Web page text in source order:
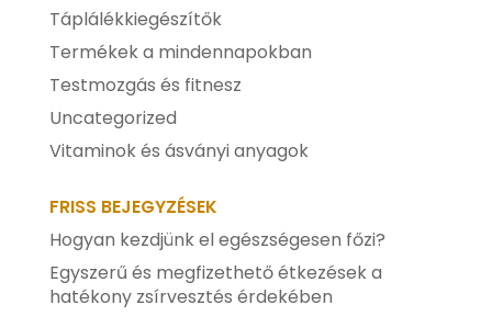
Táplálékkiegészítők
Termékek a mindennapokban
Testmozgás és fitnesz
Uncategorized
Vitaminok és ásványi anyagok
FRISS BEJEGYZÉSEK
Hogyan kezdjünk el egészségesen főzi?
Egyszerű és megfizethető étkezések a
hatékony zsírvesztés érdekében